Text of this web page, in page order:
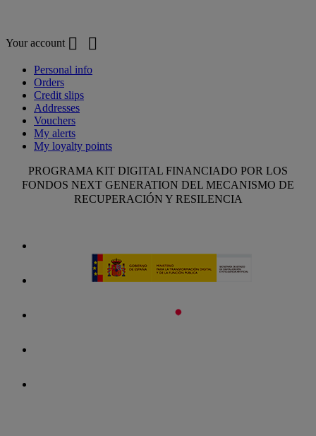
Your account  
Personal info
Orders
Credit slips
Addresses
Vouchers
My alerts
My loyalty points
PROGRAMA KIT DIGITAL FINANCIADO POR LOS
FONDOS NEXT GENERATION DEL MECANISMO DE
RECUPERACIÓN Y RESILENCIA